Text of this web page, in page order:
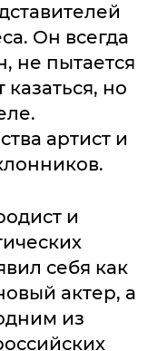
Он всегда
не пытается
но
артист и
и
себя как
актер, а
из